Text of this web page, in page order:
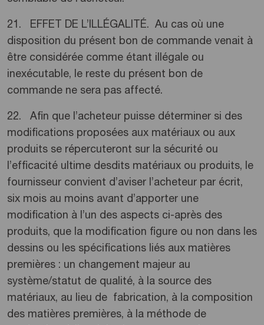
21. EFFET DE L’ILLÉGALITÉ. Au cas où une
disposition du présent bon de commande venait à
être considérée comme étant illégale ou
inexécutable, le reste du présent bon de
commande ne sera pas affecté.
22. Afin que l’acheteur puisse déterminer si des
modifications proposées aux matériaux ou aux
produits se répercuteront sur la sécurité ou
l’efficacité ultime desdits matériaux ou produits, le
fournisseur convient d’aviser l’acheteur par écrit,
six mois au moins avant d’apporter une
modification à l’un des aspects ci-après des
produits, que la modification figure ou non dans les
dessins ou les spécifications liés aux matières
premières : un changement majeur au
système/statut de qualité, à la source des
matériaux, au lieu de fabrication, à la composition
des matières premières, à la méthode de